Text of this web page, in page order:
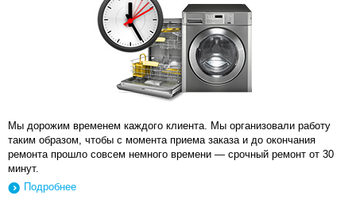
Мы дорожим временем каждого клиента. Мы организовали работу
таким образом, чтобы с момента приема заказа и до окончания
ремонта прошло совсем немного времени — срочный ремонт от 30
минут.
Подробнее